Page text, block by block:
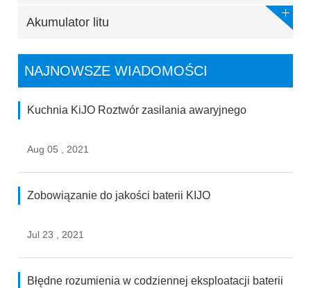
Akumulator litu
NAJNOWSZE WIADOMOŚCI
Kuchnia KiJO Roztwór zasilania awaryjnego
Aug 05 , 2021
Zobowiązanie do jakości baterii KIJO
Jul 23 , 2021
Błędne rozumienia w codziennej eksploatacji baterii